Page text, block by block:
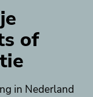
of
in Nederland